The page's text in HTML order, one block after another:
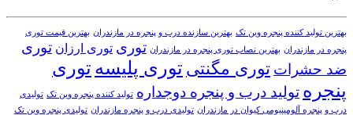
بهترین تولید کننده پنجره وین تک بهترین سازنده درب و پنجره در مازندران بهترین قیمت توری
پنجره در مازندران بهترین نصاب توری پنجره در مازندران توری توری ارزان توری
ضد حشرات توری مگنتی توری پلیسه توری
پنجره تولید درب و پنجره دوجداره تولید کننده پنجره وین تک تولیدی
درب و پنجره آلومینیومی کیوان در مازندران تولیدی درب و پنجره مازندران تولیدی پنجره وین تک